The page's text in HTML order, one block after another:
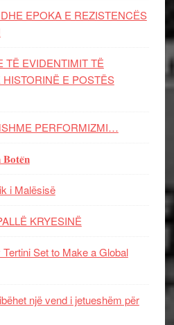
EPOKA E REZISTENCЁS
TË EVIDENTIMIT TË
E POSTËS
PERFORMIZMI…
i Malësisë
KRYESINË
Tertini Set to Make a Global
një vend i jetueshëm për